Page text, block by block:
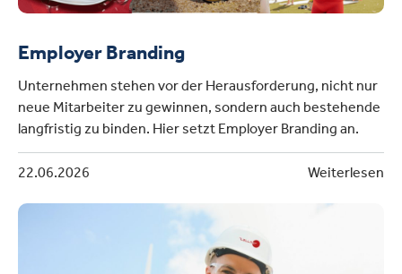
Employer Branding
Unternehmen stehen vor der Herausforderung, nicht nur
neue Mitarbeiter zu gewinnen, sondern auch bestehende
langfristig zu binden. Hier setzt Employer Branding an.
22.06.2026 Weiterlesen